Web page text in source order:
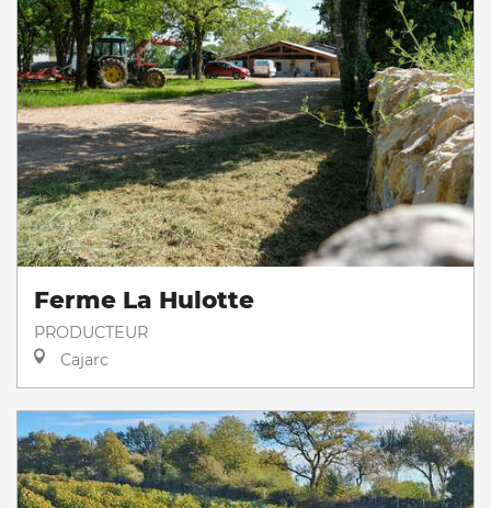
Ferme La Hulotte
PRODUCTEUR
Cajarc